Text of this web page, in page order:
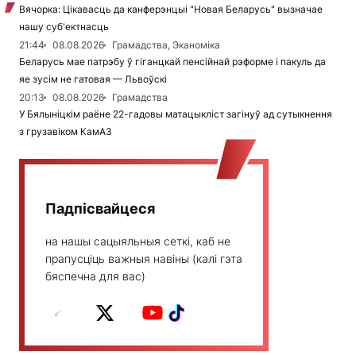
Вячорка: Цікавасць да канферэнцыі "Новая Беларусь" вызначае
нашу суб'ектнасць
21:44
08.08.2026
Грамадства, Эканоміка
Беларусь мае патрэбу ў гіганцкай пенсійнай рэформе і пакуль да
яе зусім не гатовая — Львоўскі
20:13
08.08.2026
Грамадства
У Бялыніцкім раёне 22-гадовы матацыкліст загінуў ад сутыкнення
з грузавіком КамАЗ
Падпісвайцеся
на нашы сацыяльныя сеткі, каб не
прапусціць важныя навіны (калі гэта
бяспечна для вас)